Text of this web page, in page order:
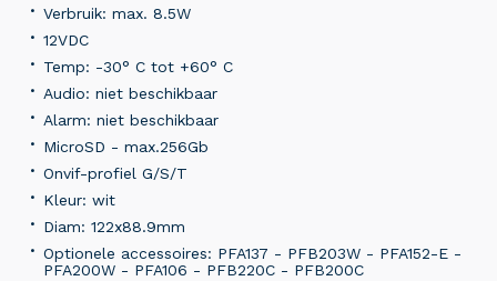
Verbruik: max. 8.5W
12VDC
Temp: -30° C tot +60° C
Audio: niet beschikbaar
Alarm: niet beschikbaar
MicroSD - max.256Gb
Onvif-profiel G/S/T
Kleur: wit
Diam: 122x88.9mm
Optionele accessoires: PFA137 - PFB203W - PFA152-E -
PFA200W - PFA106 - PFB220C - PFB200C